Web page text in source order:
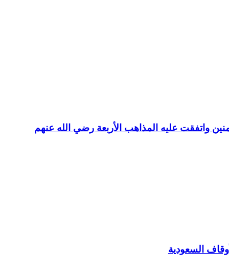
واتفقت عليه المذاهب الأربعة رضي الله عنهم
السعودية